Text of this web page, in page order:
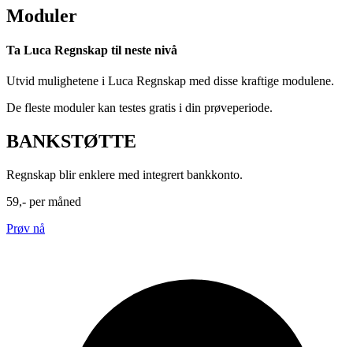
Moduler
Ta Luca Regnskap til neste nivå
Utvid mulighetene i Luca Regnskap med disse kraftige modulene.
De fleste moduler kan testes gratis i din prøveperiode.
BANKSTØTTE
Regnskap blir enklere med integrert bankkonto.
59,- per måned
Prøv nå